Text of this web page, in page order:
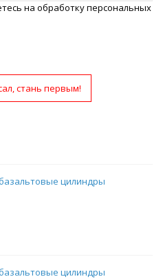
на обработку персональных
стань первым!
базальтовые цилиндры
базальтовые цилиндры